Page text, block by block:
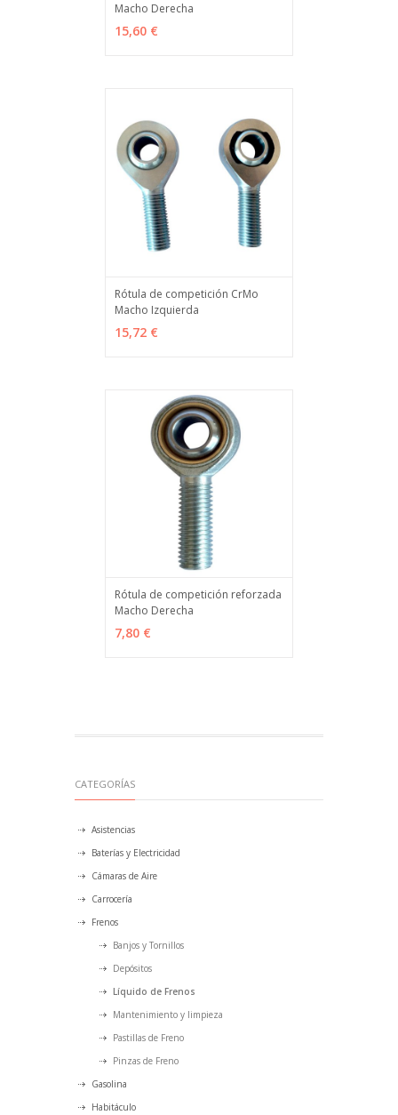
VER OPCIONES
Macho Derecha
15,60 €
VER OPCIONES
Rótula de competición CrMo
Macho Izquierda
15,72 €
VER OPCIONES
Rótula de competición reforzada
Macho Derecha
7,80 €
CATEGORÍAS
Asistencias
Baterías y Electricidad
Cámaras de Aire
Carrocería
Frenos
Banjos y Tornillos
Depósitos
Líquido de Frenos
Mantenimiento y limpieza
Pastillas de Freno
Pinzas de Freno
Gasolina
Habitáculo